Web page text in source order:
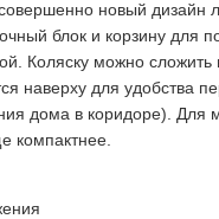
новый дизайн
блок и корзину для
Коляску можно
наверху для удобства
дома в коридоре). Для
компактнее.